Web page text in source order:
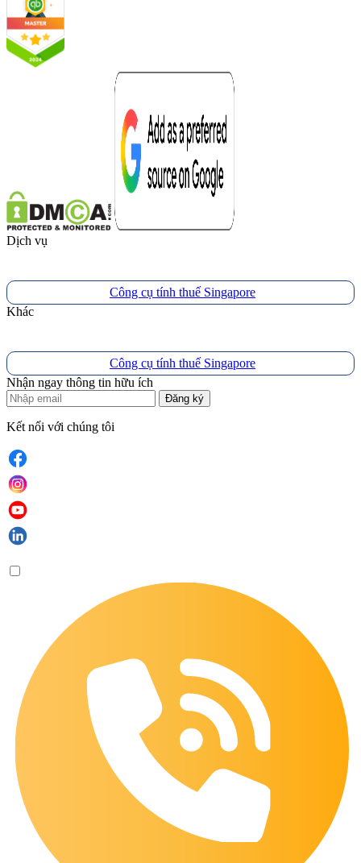
Dịch vụ
Công cụ tính thuế Singapore
Khác
Công cụ tính thuế Singapore
Nhận ngay thông tin hữu ích
Đăng ký
Kết nối với chúng tôi